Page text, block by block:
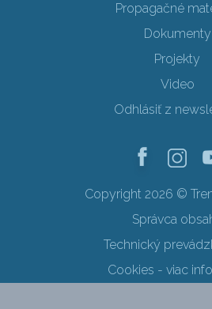
Propagačné
Dokumenty
Projekty
Video
Odhlásiť z
Copyright 2026 ©
Správca
Technický
Cookies - viac